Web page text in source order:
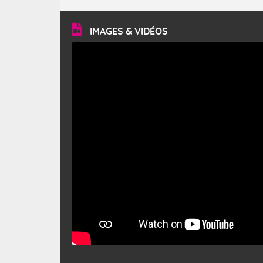
vitesse moyenne de 50 km/h et atteindre 80 à 100 km/h
en rafales, parfois davantage. Il parcourt la basse vallée
du Rhône et la Provence et envahit le littoral
méditerranéen à partir de la Camargue.
IMAGES & VIDÉOS